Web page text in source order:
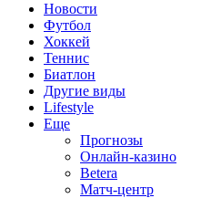
Новости
Футбол
Хоккей
Теннис
Биатлон
Другие виды
Lifestyle
Еще
Прогнозы
Онлайн-казино
Betera
Матч-центр